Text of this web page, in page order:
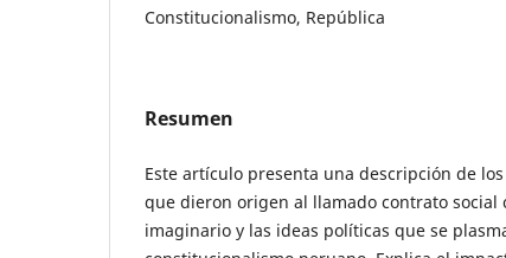
Constitucionalismo, República
Resumen
Este artículo presenta una descripción de
que dieron origen al llamado contrato social
imaginario y las ideas políticas que se